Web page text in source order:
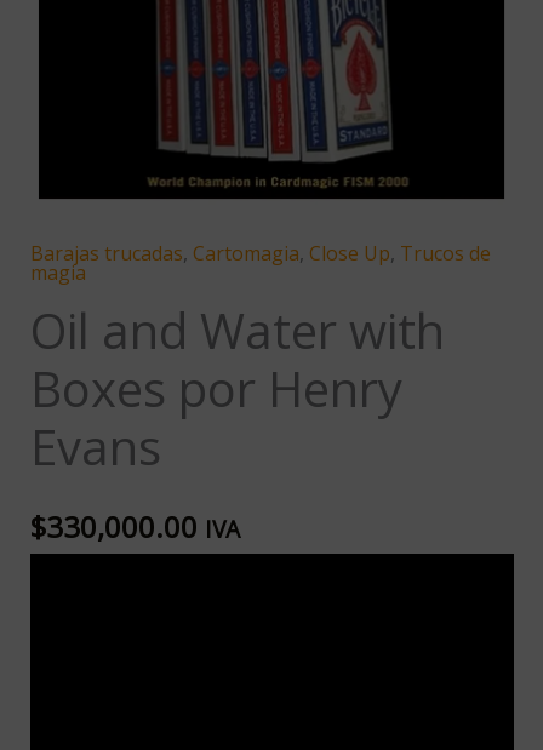
Barajas trucadas, Cartomagia, Close Up, Trucos de
magia
Oil and Water with
Boxes por Henry
Evans
$330,000.00 IVA